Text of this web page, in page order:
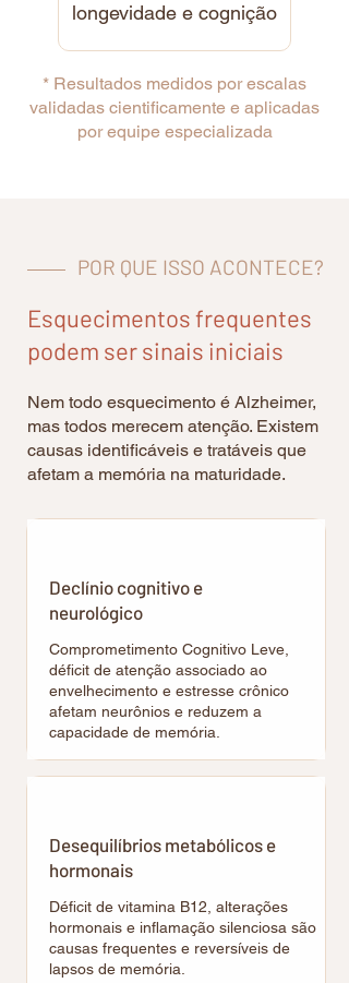
longevidade e cognição
* Resultados medidos por escalas
validadas cientificamente e aplicadas
por equipe especializada
POR QUE ISSO ACONTECE?
Esquecimentos frequentes
podem ser sinais iniciais
Nem todo esquecimento é Alzheimer,
mas todos merecem atenção. Existem
causas identificáveis e tratáveis que
afetam a memória na maturidade.
Declínio cognitivo e
neurológico
Comprometimento Cognitivo Leve,
déficit de atenção associado ao
envelhecimento e estresse crônico
afetam neurônios e reduzem a
capacidade de memória.
Desequilíbrios metabólicos e
hormonais
Déficit de vitamina B12, alterações
hormonais e inflamação silenciosa são
causas frequentes e reversíveis de
lapsos de memória.